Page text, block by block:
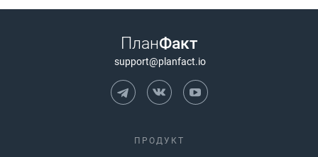
ПланФакт
support@planfact.io
ПРОДУКТ